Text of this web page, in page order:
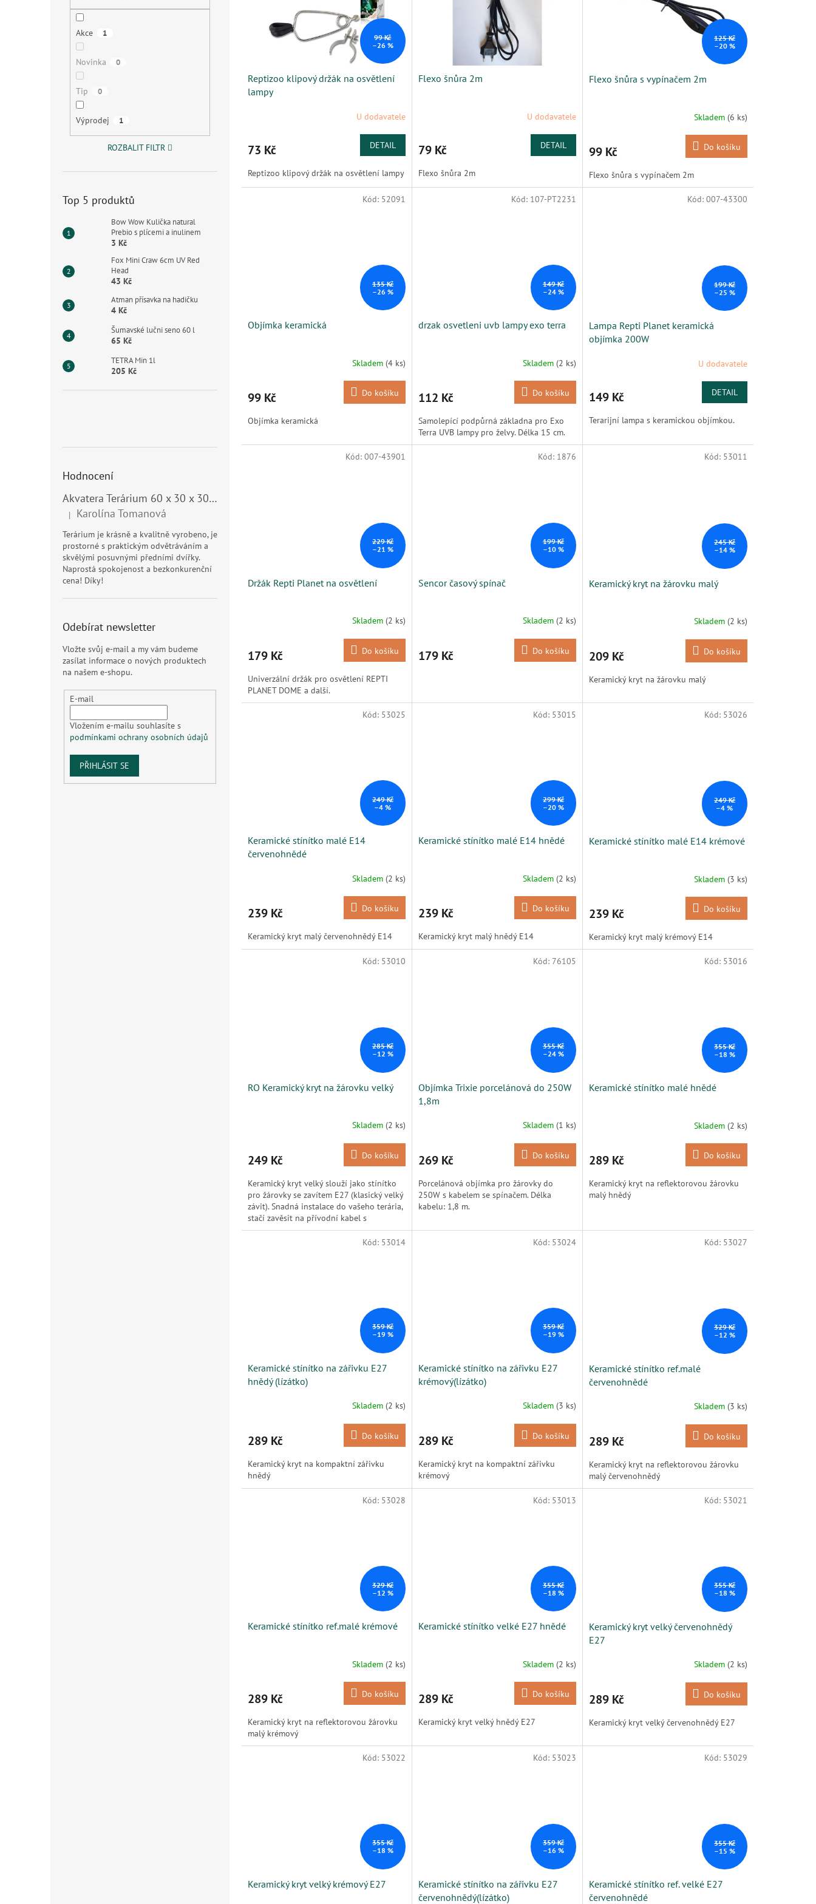
Akce 1
Novinka 0
Tip 0
Výprodej 1
ROZBALIT FILTR
Top 5 produktů
Bow Wow Kulička natural
Prebio s plícemi a inulinem
3 Kč
Fox Mini Craw 6cm UV Red
Head
43 Kč
Atman přísavka na hadičku
4 Kč
Šumavské lučni seno 60 l
65 Kč
TETRA Min 1l
205 Kč
Hodnocení
Akvatera Terárium 60 x 30 x 30 cm, 54 litrů
Hodnocení produktu je 5 z 5 hvězdiček.
| Karolína Tomanová
Terárium je krásně a kvalitně vyrobeno, je
prostorné s praktickým odvětráváním a
skvělými posuvnými předními dvířky.
Naprostá spokojenost a bezkonkurenční
cena! Díky!
Odebírat newsletter
Vložte svůj e-mail a my vám budeme
zasílat informace o nových produktech
na našem e-shopu.
E-mail
Vložením e-mailu souhlasíte s
podmínkami ochrany osobních údajů
PŘIHLÁSIT SE
99 Kč
–26 %
Reptizoo klipový držák na osvětlení
lampy
U dodavatele
73 Kč DETAIL
Reptizoo klipový držák na osvětlení lampy
Flexo šnůra 2m
U dodavatele
79 Kč DETAIL
Flexo šnůra 2m
125 Kč
–20 %
Flexo šnůra s vypínačem 2m
Skladem (6 ks)
99 Kč Do košíku
Flexo šnůra s vypínačem 2m
135 Kč
–26 %
Objímka keramická
Skladem (4 ks)
99 Kč Do košíku
Objímka keramická
Kód: 52091
149 Kč
–24 %
drzak osvetleni uvb lampy exo terra
Skladem (2 ks)
112 Kč Do košíku
Samolepící podpůrná základna pro Exo
Terra UVB lampy pro želvy. Délka 15 cm.
Kód: 107-PT2231
199 Kč
–25 %
Lampa Repti Planet keramická
objímka 200W
U dodavatele
149 Kč DETAIL
Terarijní lampa s keramickou objímkou.
Kód: 007-43300
229 Kč
–21 %
Držák Repti Planet na osvětlení
Skladem (2 ks)
179 Kč Do košíku
Univerzální držák pro osvětlení REPTI
PLANET DOME a další.
Kód: 007-43901
199 Kč
–10 %
Sencor časový spínač
Skladem (2 ks)
179 Kč Do košíku
Kód: 1876
245 Kč
–14 %
Keramický kryt na žárovku malý
Skladem (2 ks)
209 Kč Do košíku
Keramický kryt na žárovku malý
Kód: 53011
249 Kč
–4 %
Keramické stínítko malé E14
červenohnědé
Skladem (2 ks)
239 Kč Do košíku
Keramický kryt malý červenohnědý E14
Kód: 53025
299 Kč
–20 %
Keramické stínítko malé E14 hnědé
Skladem (2 ks)
239 Kč Do košíku
Keramický kryt malý hnědý E14
Kód: 53015
249 Kč
–4 %
Keramické stínítko malé E14 krémové
Skladem (3 ks)
239 Kč Do košíku
Keramický kryt malý krémový E14
Kód: 53026
285 Kč
–12 %
RO Keramický kryt na žárovku velký
Skladem (2 ks)
249 Kč Do košíku
Keramický kryt velký slouží jako stínítko
pro žárovky se zavítem E27 (klasický velký
závit). Snadná instalace do vašeho terária,
stačí zavěsit na přívodní kabel s
keramickou...
Kód: 53010
355 Kč
–24 %
Objímka Trixie porcelánová do 250W
1,8m
Skladem (1 ks)
269 Kč Do košíku
Porcelánová objímka pro žárovky do
250W s kabelem se spínačem. Délka
kabelu: 1,8 m.
Kód: 76105
355 Kč
–18 %
Keramické stínítko malé hnědé
Skladem (2 ks)
289 Kč Do košíku
Keramický kryt na reflektorovou žárovku
malý hnědý
Kód: 53016
359 Kč
–19 %
Keramické stínítko na zářivku E27
hnědý (lízátko)
Skladem (2 ks)
289 Kč Do košíku
Keramický kryt na kompaktní zářivku
hnědý
Kód: 53014
359 Kč
–19 %
Keramické stínítko na zářivku E27
krémový(lízátko)
Skladem (3 ks)
289 Kč Do košíku
Keramický kryt na kompaktní zářivku
krémový
Kód: 53024
329 Kč
–12 %
Keramické stínítko ref.malé
červenohnědé
Skladem (3 ks)
289 Kč Do košíku
Keramický kryt na reflektorovou žárovku
malý červenohnědý
Kód: 53027
329 Kč
–12 %
Keramické stínítko ref.malé krémové
Skladem (2 ks)
289 Kč Do košíku
Keramický kryt na reflektorovou žárovku
malý krémový
Kód: 53028
355 Kč
–18 %
Keramické stínítko velké E27 hnědé
Skladem (2 ks)
289 Kč Do košíku
Keramický kryt velký hnědý E27
Kód: 53013
355 Kč
–18 %
Keramický kryt velký červenohnědý
E27
Skladem (2 ks)
289 Kč Do košíku
Keramický kryt velký červenohnědý E27
Kód: 53021
355 Kč
–18 %
Keramický kryt velký krémový E27
Kód: 53022
359 Kč
–16 %
Keramické stínítko na zářivku E27
červenohnědý(lízátko)
Kód: 53023
355 Kč
–15 %
Keramické stínítko ref. velké E27
červenohnědé
Kód: 53029